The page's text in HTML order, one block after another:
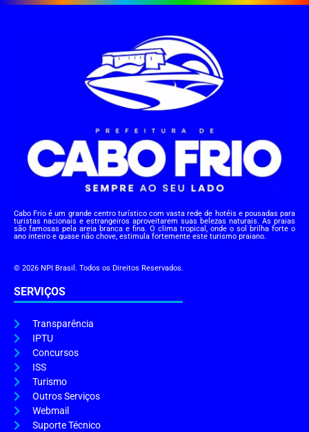
Cabo Frio é um grande centro turístico com vasta rede de hotéis e pousadas para
turistas nacionais e estrangeiros aproveitarem suas belezas naturais. As praias
são famosas pela areia branca e fina. O clima tropical, onde o sol brilha forte o
ano inteiro e quase não chove, estimula fortemente este turismo praiano.
© 2026 NPI Brasil. Todos os Direitos Reservados.
SERVIÇOS
Transparência
IPTU
Concursos
ISS
Turismo
Outros Serviços
Webmail
Suporte Técnico